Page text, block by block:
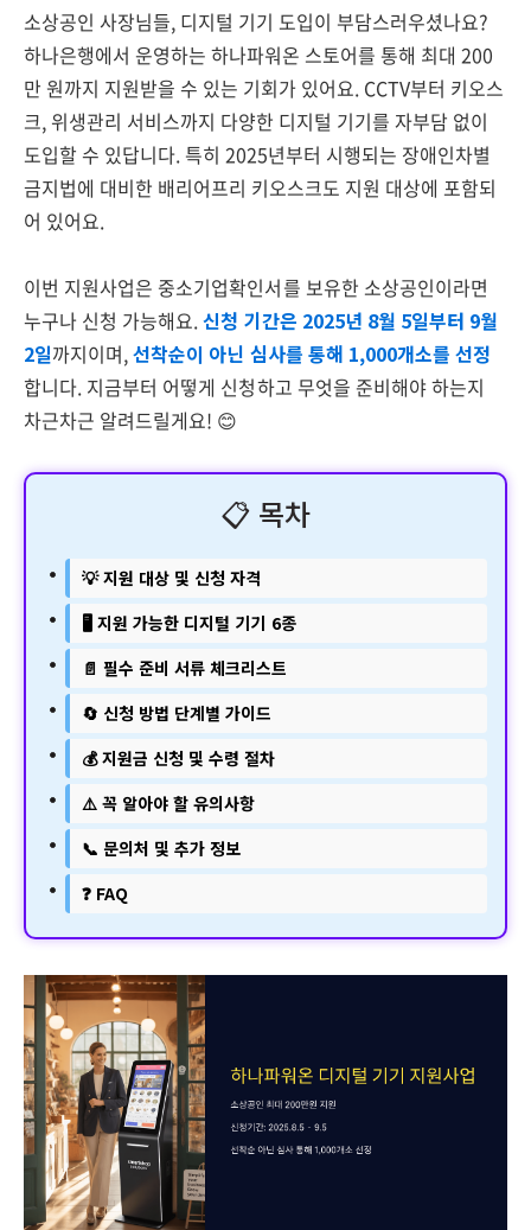
소상공인 사장님들, 디지털 기기 도입이 부담스러우셨나요?
하나은행에서 운영하는 하나파워온 스토어를 통해 최대 200
만 원까지 지원받을 수 있는 기회가 있어요. CCTV부터 키오스
크, 위생관리 서비스까지 다양한 디지털 기기를 자부담 없이
도입할 수 있답니다. 특히 2025년부터 시행되는 장애인차별
금지법에 대비한 배리어프리 키오스크도 지원 대상에 포함되
어 있어요.
이번 지원사업은 중소기업확인서를 보유한 소상공인이라면
누구나 신청 가능해요.신청 기간은 2025년 8월 5일부터 9월
2일까지이며,선착순이 아닌 심사를 통해 1,000개소를 선정
합니다. 지금부터 어떻게 신청하고 무엇을 준비해야 하는지
차근차근 알려드릴게요! 😊
📋 목차
💡 지원 대상 및 신청 자격
🖥️ 지원 가능한 디지털 기기 6종
📄 필수 준비 서류 체크리스트
🔄 신청 방법 단계별 가이드
💰 지원금 신청 및 수령 절차
⚠️ 꼭 알아야 할 유의사항
📞 문의처 및 추가 정보
❓ FAQ